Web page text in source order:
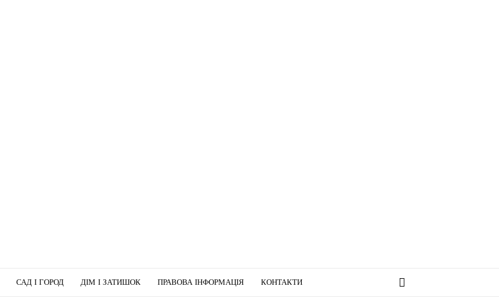
САД І ГОРОД ДІМ І ЗАТИШОК ПРАВОВА ІНФОРМАЦІЯ КОНТАКТИ